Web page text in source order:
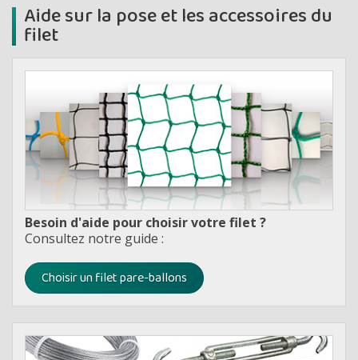
Aide sur la pose et les accessoires du
filet
Besoin d'aide pour choisir votre filet ?
Consultez notre guide :
Choisir un filet pare-ballons